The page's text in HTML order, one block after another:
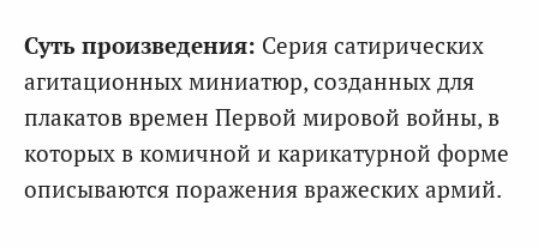
Суть произведения: Серия сатирических
агитационных миниатюр, созданных для
плакатов времен Первой мировой войны, в
которых в комичной и карикатурной форме
описываются поражения вражеских армий.